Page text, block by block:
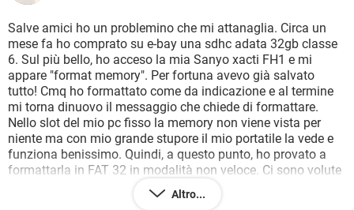
TIKTOK
HARDWARE
INSTAGRAM WHATSAPP
TIKTOK FACEBOOK
HARDWARE
INTRATTENIMENTO
iOS WINDOWS 10
INSTAGRAM WHATSAPP
TIKTOK FACEBOOK
HARDWARE
COVID-19 GAMING
INTRATTENIMENTO ANDROID
iOS WINDOWS 10
INSTAGRAM WHATSAPP
TIKTOK FACEBOOK
HARDWARE
Salve amici ho un problemino che mi attanaglia. Circa un
mese fa ho comprato su e-bay una sdhc adata 32gb classe
6. Sul più bello, ho acceso la mia Sanyo xacti FH1 e mi
appare "format memory". Per fortuna avevo già salvato
tutto! Cmq ho formattato come da indicazione e al termine
mi torna dinuovo il messaggio che chiede di formattare.
Nello slot del mio pc fisso la memory non viene vista per
niente ma con mio grande stupore il mio portatile la vede e
funziona benissimo. Quindi, a questo punto, ho provato a
formattarla in FAT 32 in modalità non veloce. Ci sono volute
all'incira cinque ore e la formattazione è andata a buon fine
ma purtroppo sulla telecamera il messaggio è sempre lo
Altro...